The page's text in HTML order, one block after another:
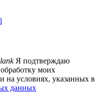
Я подтверждаю
моих
на условиях, указанных в
данных